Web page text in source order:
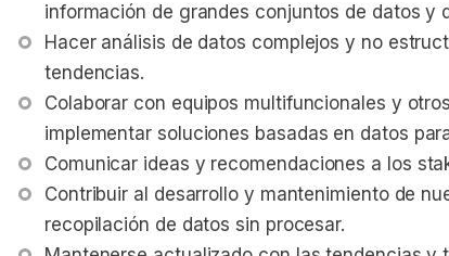
información de grandes conjuntos de datos y
Hacer análisis de datos complejos y no
tendencias.
Colaborar con equipos multifuncionales y
implementar soluciones basadas en datos
Comunicar ideas y recomendaciones a los
Contribuir al desarrollo y mantenimiento de
recopilación de datos sin procesar.